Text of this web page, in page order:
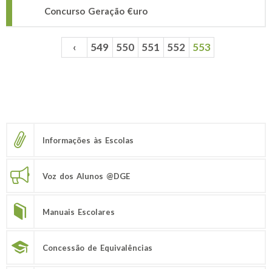
Concurso Geração €uro
‹ 549 550 551 552 553
Informações às Escolas
Voz dos Alunos @DGE
Manuais Escolares
Concessão de Equivalências